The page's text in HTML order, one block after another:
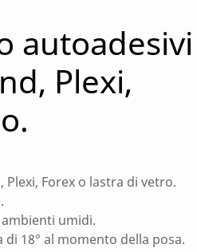
autoadesivi
Plexi,
Forex o lastra di vetro.
umidi.
18° al momento della posa.